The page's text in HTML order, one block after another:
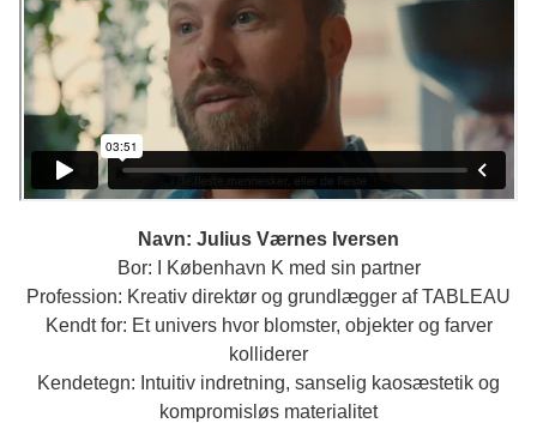
Navn: Julius Værnes Iversen
Bor: I København K med sin partner
Profession: Kreativ direktør og grundlægger af TABLEAU
Kendt for: Et univers hvor blomster, objekter og farver
kolliderer
Kendetegn: Intuitiv indretning, sanselig kaosæstetik og
kompromisløs materialitet